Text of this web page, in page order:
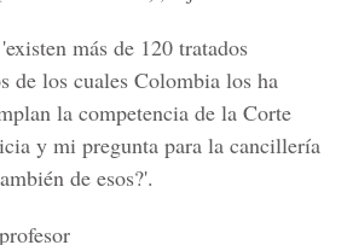
más de 120 tratados
de los cuales Colombia los ha
la competencia de la Corte
y mi pregunta para la cancillería
de esos?'.